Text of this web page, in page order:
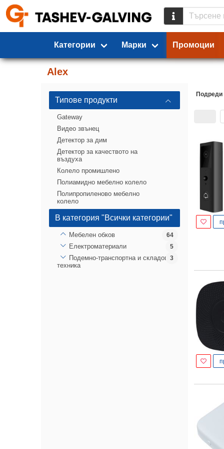
Категории Марки Промоции
Alex
Типове продукти
Gateway
Видео звънец
Детектор за дим
Детектор за качеството на
въздуха
Колело промишлено
Полиамидно мебелно колело
Полипропиленово мебелно
колело
В категория "Всички категории"
Мебелен обков 64
Електроматериали 5
Подемно-транспортна и складова
техника
3
Подреди